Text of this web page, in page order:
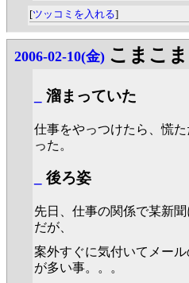
[ツッコミを入れる]
2006-02-10(金) こまこ
溜まっていた
仕事をやっつけたら、慌
った。
後ろ姿
先日、仕事の関係で某新
だが、
案外すぐに気付いてメー
が多い事。。。